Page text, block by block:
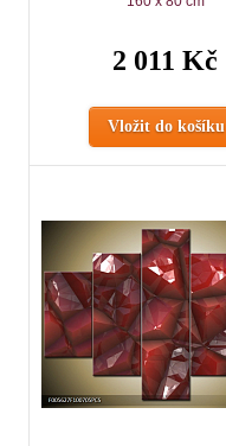
2 011 Kč
Vložit do košíku